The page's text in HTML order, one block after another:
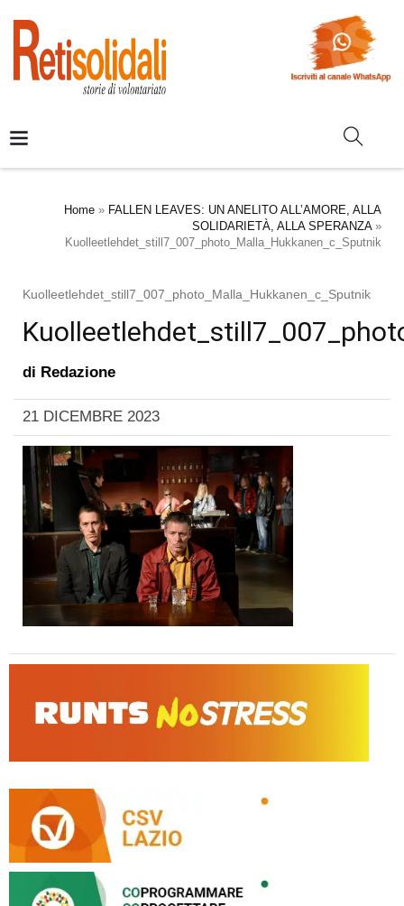
Home » FALLEN LEAVES: UN ANELITO ALL’AMORE, ALLA
SOLIDARIETÀ, ALLA SPERANZA»
Kuolleetlehdet_still7_007_photo_Malla_Hukkanen_c_Sputnik
Kuolleetlehdet_still7_007_photo_Malla_Hukkanen_c_Sputnik
di Redazione
21 DICEMBRE 2023